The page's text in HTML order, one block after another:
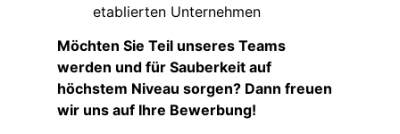
etablierten Unternehmen
Möchten Sie Teil unseres Teams
werden und für Sauberkeit auf
höchstem Niveau sorgen? Dann freuen
wir uns auf Ihre Bewerbung!